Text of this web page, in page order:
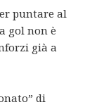
puntare al
gol non è
già a
di